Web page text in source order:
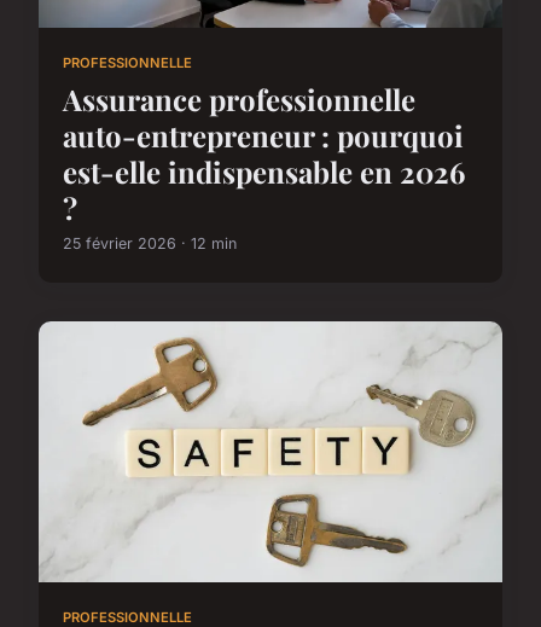
PROFESSIONNELLE
Assurance professionnelle
auto-entrepreneur : pourquoi
est-elle indispensable en 2026
?
25 février 2026 · 12 min
PROFESSIONNELLE